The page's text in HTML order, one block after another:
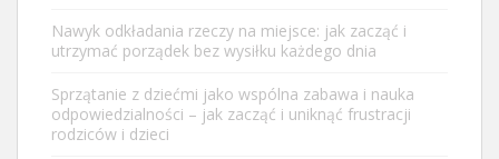
Nawyk odkładania rzeczy na miejsce: jak zacząć i
utrzymać porządek bez wysiłku każdego dnia
Sprzątanie z dziećmi jako wspólna zabawa i nauka
odpowiedzialności – jak zacząć i uniknąć frustracji
rodziców i dzieci